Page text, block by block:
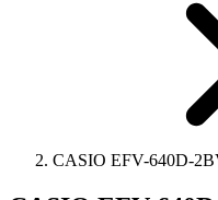
CASIO EFV-640D-